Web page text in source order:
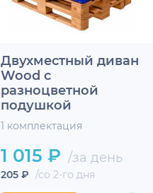
Двухместный диван
Wood с
разноцветной
подушкой
1 комплектация
1 015 ₽ /за день
205 ₽ /со 2-го дня